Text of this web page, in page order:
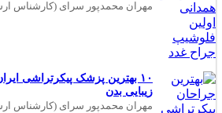
مهران محمدپور سرای (کارشناس
۱۰ بهترین پزشک پیکرتراشی
زیبایی بدن
مهران محمدپور سرای (کارشناس